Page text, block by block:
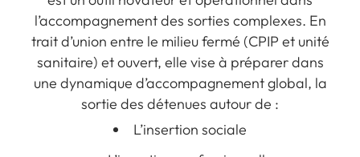
l’accompagnement des sorties complexes. En
trait d’union entre le milieu fermé (CPIP et unité
sanitaire) et ouvert, elle vise à préparer dans
une dynamique d’accompagnement global, la
sortie des détenues autour de :
L’insertion sociale